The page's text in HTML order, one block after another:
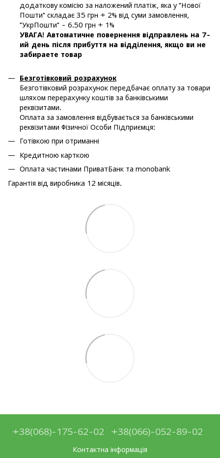
додаткову комісію за наложений платіж, яка у "Нової
Пошти" складає 35 грн + 2% від суми замовлення,
"УкрПошти" - 6.50 грн + 1%
УВАГА! Автоматичне повернення відправлень на 7-
ий день після прибуття на відділення, якщо ви не
забираете товар
Безготівковий розрахунок
Безготівковий розрахунок передбачає оплату за товари
шляхом перерахунку коштів за банківськими
реквізитами.
Оплата за замовлення відбувається за банківськими
реквізитами Фізичної Особи Підприємця:
Готівкою при отриманні
Кредитною карткою
Оплата частинами ПриватБанк та monobank
Гарантія від виробника 12 місяців.
+38(068)-175-62-02 +38(066)-052-89-02
Контактна інформація